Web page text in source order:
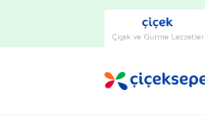
Çiçek ve Gurme Lezzetler